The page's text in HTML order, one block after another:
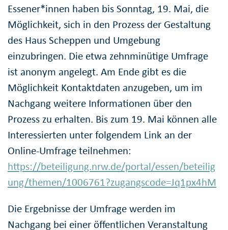
Essener*innen haben bis Sonntag, 19. Mai, die
Möglichkeit, sich in den Prozess der Gestaltung
des Haus Scheppen und Umgebung
einzubringen. Die etwa zehnminütige Umfrage
ist anonym angelegt. Am Ende gibt es die
Möglichkeit Kontaktdaten anzugeben, um im
Nachgang weitere Informationen über den
Prozess zu erhalten. Bis zum 19. Mai können alle
Interessierten unter folgendem Link an der
Online-Umfrage teilnehmen:
https://beteiligung.nrw.de/portal/essen/beteilig
ung/themen/1006761?zugangscode=Jq1px4hM
Die Ergebnisse der Umfrage werden im
Nachgang bei einer öffentlichen Veranstaltung